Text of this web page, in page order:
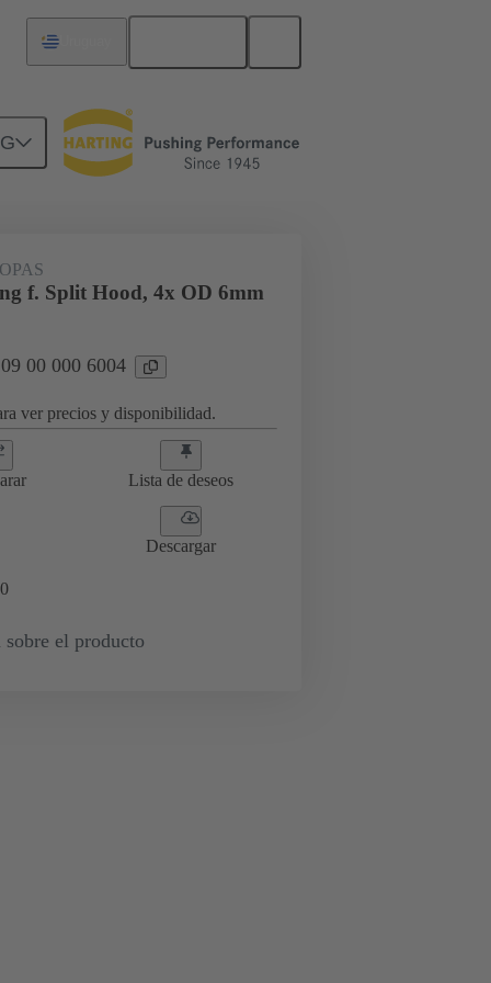
de cable 09 00 000 6004
f. Split Hood, 4x OD 6mm
00 000 6004
ver precios y disponibilidad.
Lista de deseos
Descargar
0
sobre el producto